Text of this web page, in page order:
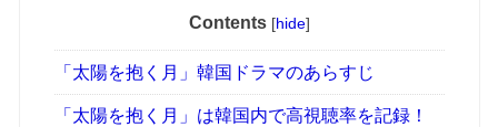
Contents [hide]
「太陽を抱く月」韓国ドラマのあらすじ
「太陽を抱く月」は韓国内で高視聴率を記録！